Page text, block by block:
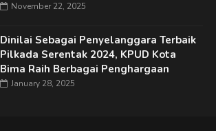
November 22, 2025
Dinilai Sebagai Penyelanggara Terbaik
Pilkada Serentak 2024, KPUD Kota
Bima Raih Berbagai Penghargaan
January 28, 2025